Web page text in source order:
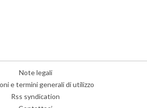
Note legali
e termini generali di utilizzo
Rss syndication